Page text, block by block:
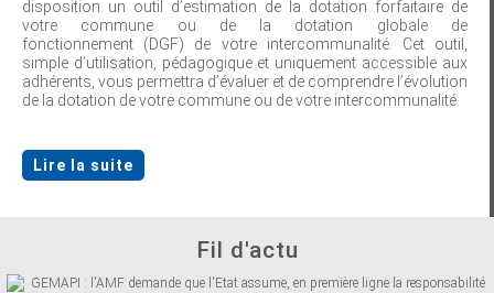
disposition un outil d’estimation de la dotation forfaitaire de
votre commune ou de la dotation globale de
fonctionnement (DGF) de votre intercommunalité. Cet outil,
simple d’utilisation, pédagogique et uniquement accessible aux
adhérents, vous permettra d’évaluer et de comprendre l’évolution
de la dotation de votre commune ou de votre intercommunalité.
Lire la suite
Fil d'actu
GEMAPI : l'AMF demande que l'Etat assume, en première ligne la responsabilité